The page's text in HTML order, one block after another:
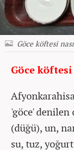
Göce köftesi
Göce köftesi
'göce'
(düğü), un,
su, tuz,